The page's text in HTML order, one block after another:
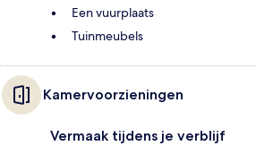
Een vuurplaats
Tuinmeubels
Kamervoorzieningen
Vermaak tijdens je verblijf